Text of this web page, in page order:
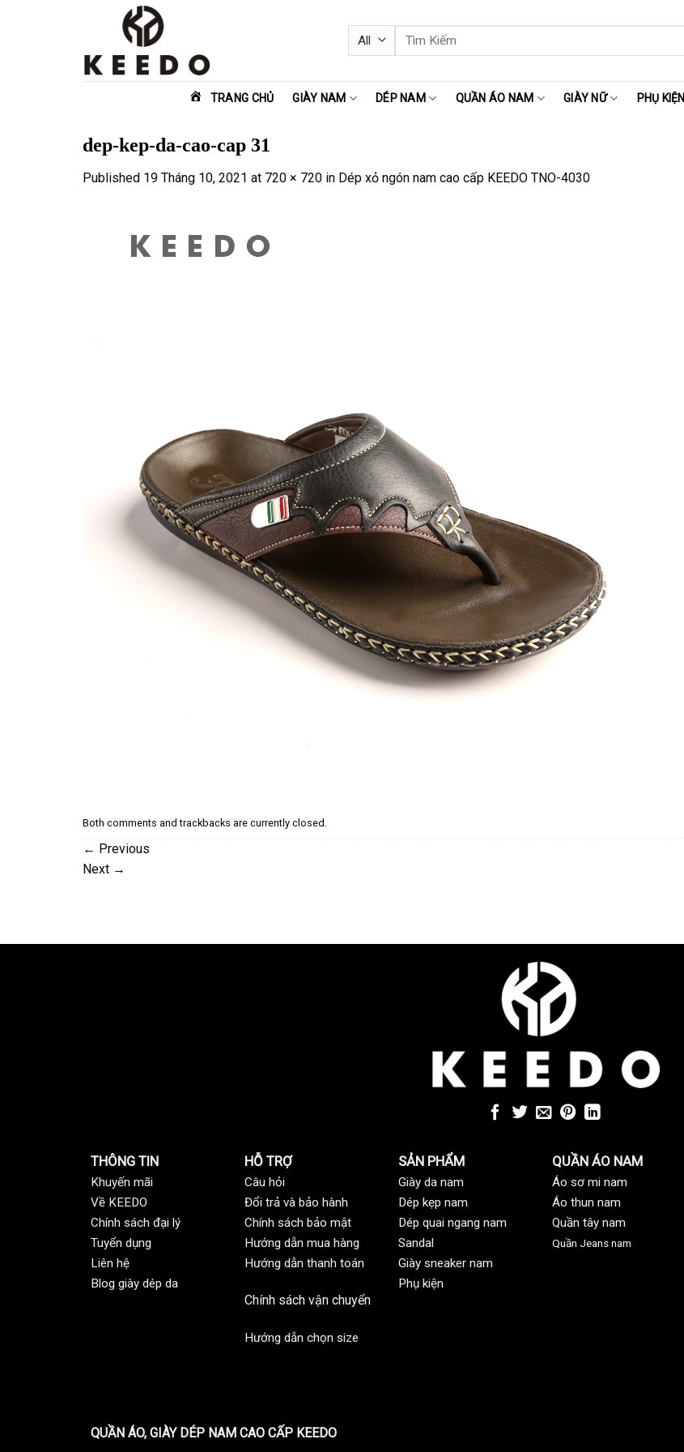
Tìm
kiếm:
TRANG CHỦ GIÀY NAM DÉP NAM QUẦN ÁO NAM GIÀY NỮ PHỤ KIỆN
dep-kep-da-cao-cap 31
Published 19 Tháng 10, 2021 at 720 × 720 in Dép xỏ ngón nam cao cấp KEEDO TNO-4030
Both comments and trackbacks are currently closed.
← Previous
Next →
THÔNG TIN
Khuyến mãi
Về KEEDO
Chính sách đại lý
Tuyển dụng
Liên hệ
Blog giày dép da
HỖ TRỢ
Câu hỏi
Đổi trả và bảo hành
Chính sách bảo mật
Hướng dẫn mua hàng
Hướng dẫn thanh toán
Chính sách vận chuyển
Hướng dẫn chọn size
SẢN PHẨM
Giày da nam
Dép kẹp nam
Dép quai ngang nam
Sandal
Giày sneaker nam
Phụ kiện
QUẦN ÁO NAM
Áo sơ mi nam
Áo thun nam
Quần tây nam
Quần Jeans nam
QUẦN ÁO, GIÀY DÉP NAM CAO CẤP KEEDO